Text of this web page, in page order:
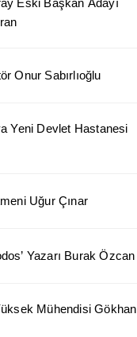
Onur Sabırlıoğlu
Yeni Devlet Hastanesi
Uğur Çınar
Yazarı Burak Özcan
Mühendisi Gökhan